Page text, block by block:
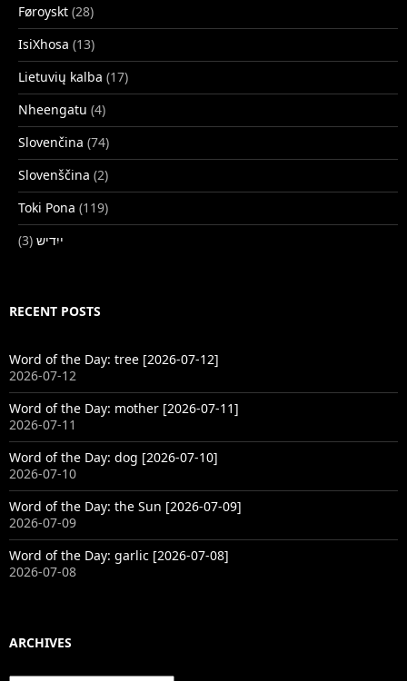
Føroyskt (28)
IsiXhosa (13)
Lietuvių kalba (17)
Nheengatu (4)
Slovenčina (74)
Slovenščina (2)
Toki Pona (119)
ייִדיש (3)
RECENT POSTS
Word of the Day: tree [2026-07-12]
2026-07-12
Word of the Day: mother [2026-07-11]
2026-07-11
Word of the Day: dog [2026-07-10]
2026-07-10
Word of the Day: the Sun [2026-07-09]
2026-07-09
Word of the Day: garlic [2026-07-08]
2026-07-08
ARCHIVES